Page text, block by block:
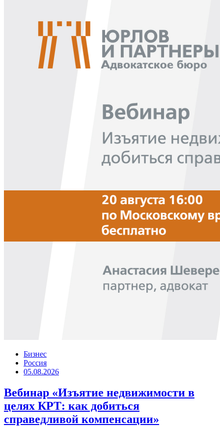
Бизнес
Россия
05.08.2026
Вебинар «Изъятие недвижимости в
целях КРТ: как добиться
справедливой компенсации»